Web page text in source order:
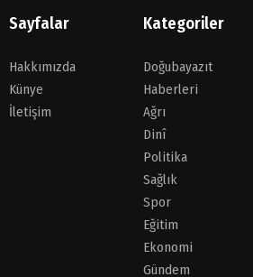
Sayfalar
Hakkımızda
Künye
İletişim
Kategoriler
Doğubayazıt
Haberleri
Ağrı
Dinî
Politika
Sağlık
Spor
Eğitim
Ekonomi
Gündem